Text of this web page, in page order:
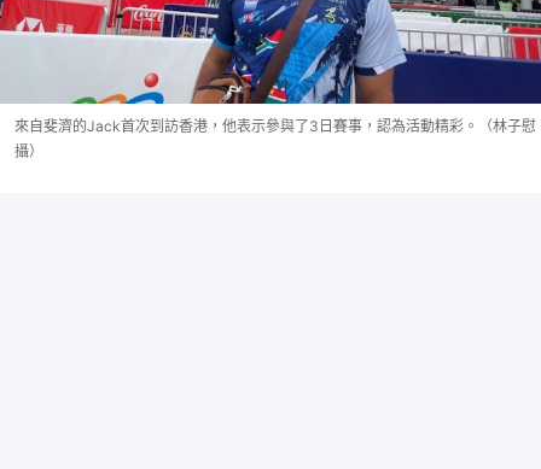
來自斐濟的Jack首次到訪香港，他表示參與了3日賽事，認為活動精彩。（林子慰
攝）